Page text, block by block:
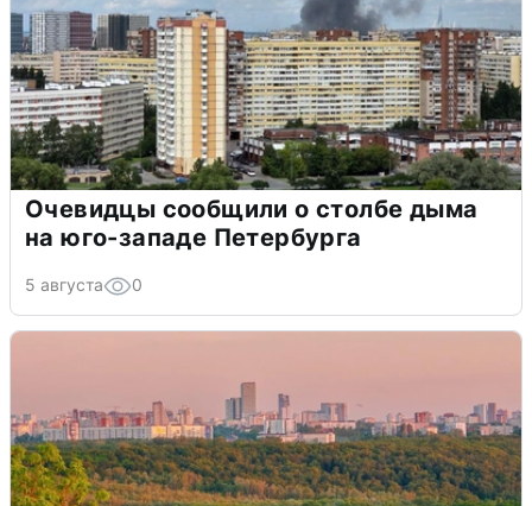
Очевидцы сообщили о столбе дыма
на юго-западе Петербурга
5 августа 0